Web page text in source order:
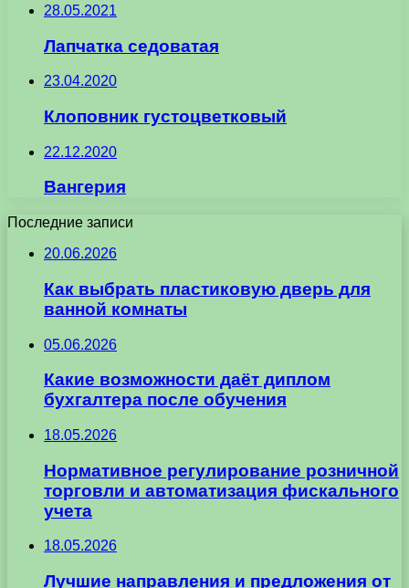
28.05.2021
Лапчатка седоватая
23.04.2020
Клоповник густоцветковый
22.12.2020
Вангерия
Последние записи
20.06.2026
Как выбрать пластиковую дверь для
ванной комнаты
05.06.2026
Какие возможности даёт диплом
бухгалтера после обучения
18.05.2026
Нормативное регулирование розничной
торговли и автоматизация фискального
учета
18.05.2026
Лучшие направления и предложения от